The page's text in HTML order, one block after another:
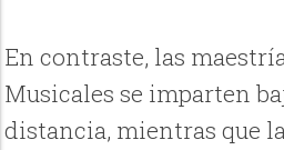
En contraste, las
Musicales se imparten
distancia, mientras que